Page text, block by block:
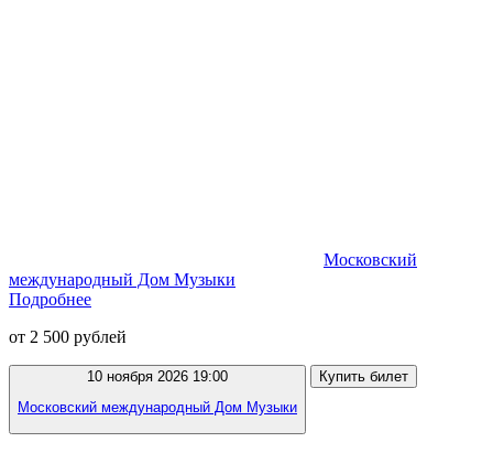
Московский
международный Дом Музыки
Подробнее
от 2 500 рублей
10 ноября 2026 19:00
Московский международный Дом Музыки
Купить билет